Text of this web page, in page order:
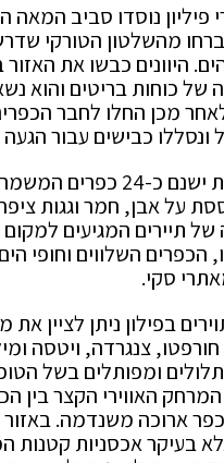
מהשלטון הטורקי
היוונים כבשו את
עזרה של כוחות בריטים והוא
שנות ה-50. לאחר מכן החלו לחבר
כבישים עבור
בפיליון המודרנית ישנם כ-24
על אבן, חמר וגגות
תיירים המגיעים
הכפרים השלווים וחופי
סקי.
בפילון ניתן לציין את
צנגרדה, ויטסה
ומפותלים בשל
האווירי הקצר בין
ארוכה משנדמה. באזור
בעיקר אכסניות קטנות